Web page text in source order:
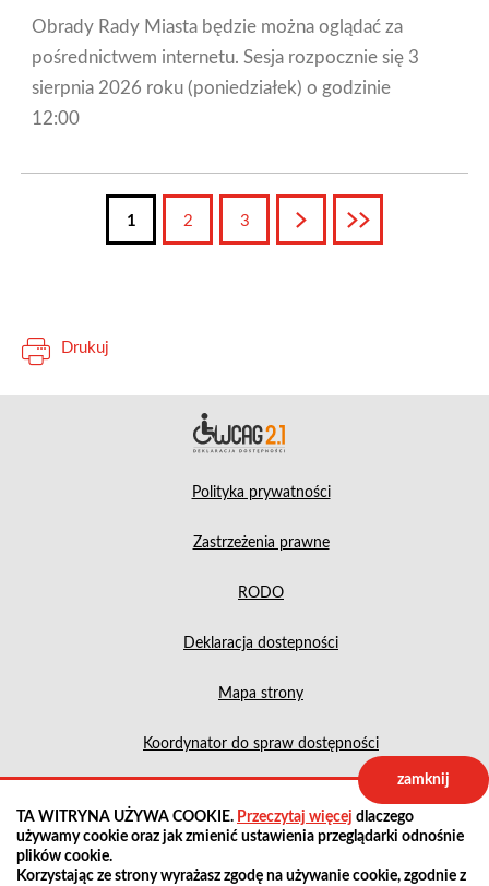
TA WITRYNA UŻYWA COOKIE. Przeczytaj więcej dlaczego
używamy cookie oraz jak zmienić ustawienia przeglądarki odnośnie
plików cookie.
Korzystając ze strony wyrażasz zgodę na używanie cookie, zgodnie z
zamknij
Obrady Rady Miasta będzie można oglądać za
pośrednictwem internetu. Sesja rozpocznie się 3
sierpnia 2026 roku (poniedziałek) o godzinie
12:00
1 2 3 Następna
Drukuj
Polityka prywatności
Zastrzeżenia prawne
RODO
Deklaracja dostepności
Mapa strony
Koordynator do spraw dostępności
Projekt: IntraCOM.pl